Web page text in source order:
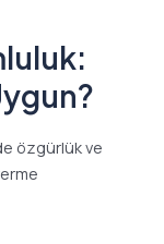
özgürlük ve